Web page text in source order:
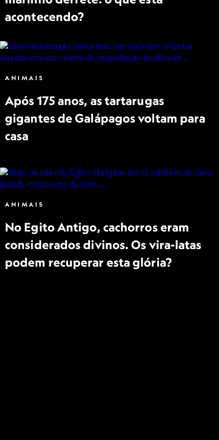
acontecendo?
ANIMAIS
Após 175 anos, as tartarugas
gigantes de Galápagos voltam para
casa
ANIMAIS
No Egito Antigo, cachorros eram
considerados divinos. Os vira-latas
podem recuperar esta glória?